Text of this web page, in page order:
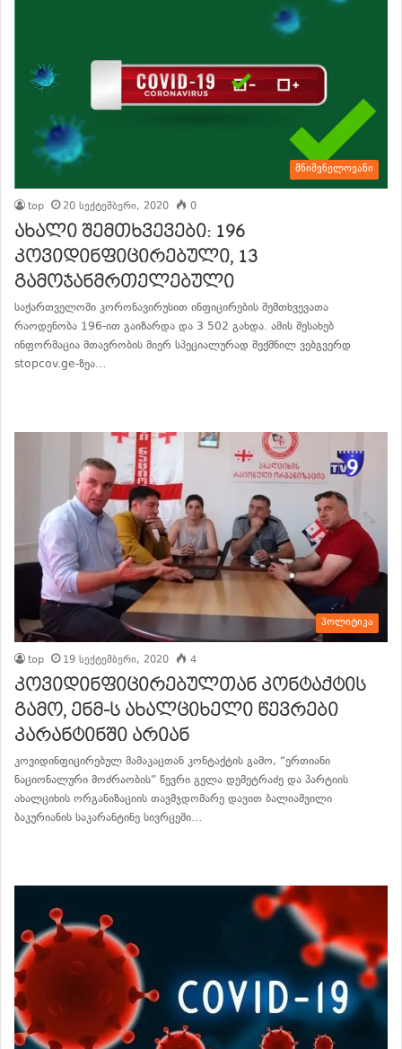
მნიშვნელოვანი
top 20 სექტემბერი, 2020 0
ახალი შემთხვევები: 196
კოვიდინფიცირებული, 13
გამოჯანმრთელებული
საქართველოში კორონავირუსით ინფიცირების შემთხვევათა
რაოდენობა 196-ით გაიზარდა და 3 502 გახდა. ამის შესახებ
ინფორმაცია მთავრობის მიერ სპეციალურად შექმნილ ვებგვერდ
stopcov.ge-ზეა…
პოლიტიკა
top 19 სექტემბერი, 2020 4
კოვიდინფიცირებულთან კონტაქტის
გამო, ენმ-ს ახალციხელი წევრები
კარანტინში არიან
კოვიდინფიცირებულ მამაკაცთან კონტაქტის გამო, “ერთიანი
ნაციონალური მოძრაობის” წევრი გელა დემეტრაძე და პარტიის
ახალციხის ორგანიზაციის თავმჯდომარე დავით ბალიაშვილი
ბაკურიანის საკარანტინე სივრცეში…